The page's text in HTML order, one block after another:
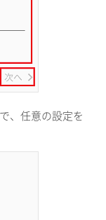
、任意の設定を